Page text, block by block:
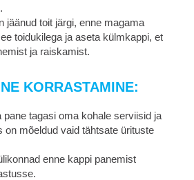
jäänud toit järgi, enne magama
toidukilega ja aseta külmkappi, et
ja raiskamist.
KORRASTAMINE:
pane tagasi oma kohale serviisid ja
on mõeldud vaid tähtsate ürituste
enne kappi panemist